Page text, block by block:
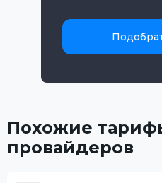
Похожие
провайдеров